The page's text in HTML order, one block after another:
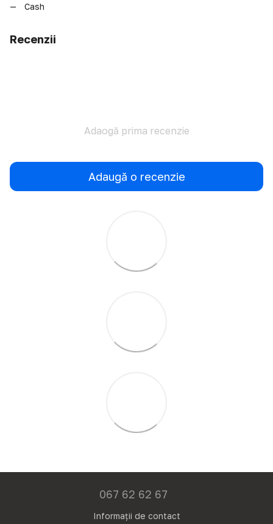
Cash
Recenzii
Adaogă prima recenzie
Adaugă o recenzie
067 62 62 67
Informații de contact